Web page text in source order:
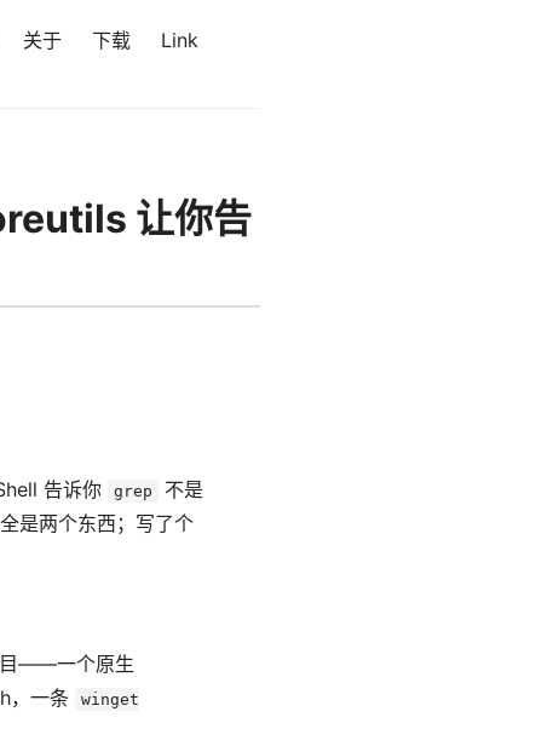
关于 下载
Link
让你告
告诉你 grep
不是
是两个东西；写了个
——一个原生
，一条
winget